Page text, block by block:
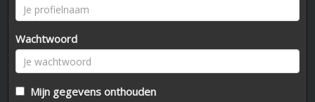
Wachtwoord
Mijn gegevens onthouden